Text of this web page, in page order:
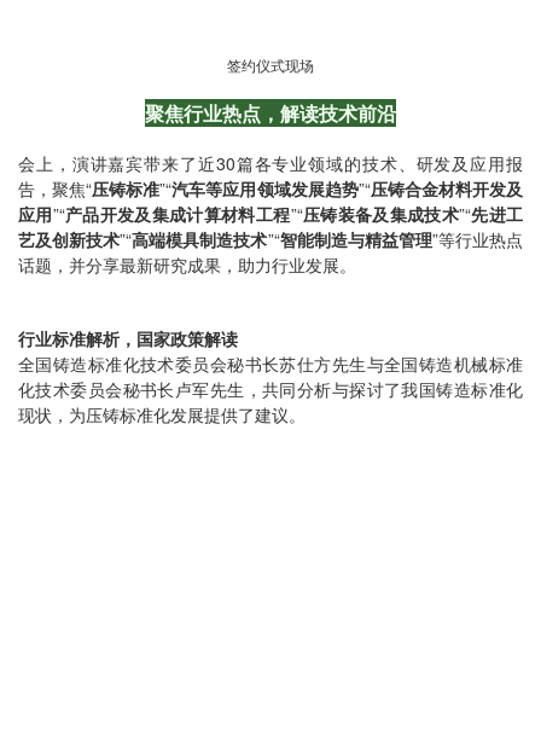
签约仪式现场
聚焦行业热点，解读技术前沿
会上，演讲嘉宾带来了近30篇各专业领域的技术、研发及应用报
告，聚焦“压铸标准”“汽车等应用领域发展趋势”“压铸合金材料开发及
应用”“产品开发及集成计算材料工程”“压铸装备及集成技术”“先进工
艺及创新技术”“高端模具制造技术”“智能制造与精益管理”等行业热点
话题，并分享最新研究成果，助力行业发展。
行业标准解析，国家政策解读
全国铸造标准化技术委员会秘书长苏仕方先生与全国铸造机械标准
化技术委员会秘书长卢军先生，共同分析与探讨了我国铸造标准化
现状，为压铸标准化发展提供了建议。